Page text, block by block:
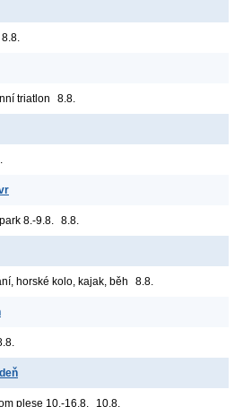
8.8.
triatlon 8.8.
8.-9.8. 8.8.
horské kolo, kajak, běh 8.8.
plese 10.-16.8. 10.8.